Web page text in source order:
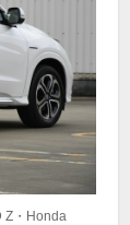
Z・Honda